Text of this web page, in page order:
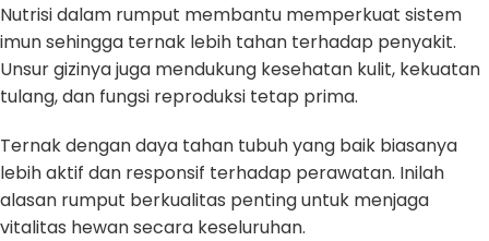
Nutrisi dalam rumput membantu memperkuat sistem
imun sehingga ternak lebih tahan terhadap penyakit.
Unsur gizinya juga mendukung kesehatan kulit, kekuatan
tulang, dan fungsi reproduksi tetap prima.
Ternak dengan daya tahan tubuh yang baik biasanya
lebih aktif dan responsif terhadap perawatan. Inilah
alasan rumput berkualitas penting untuk menjaga
vitalitas hewan secara keseluruhan.